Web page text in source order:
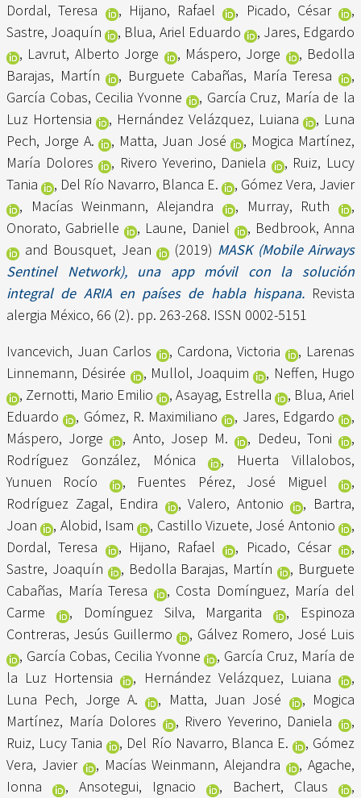
Dordal, Teresa
, Hijano, Rafael , Picado, César
,
Sastre, Joaquín
, Blua, Ariel Eduardo , Jares, Edgardo
, Lavrut, Alberto Jorge , Máspero, Jorge , Bedolla
Barajas, Martín
, Burguete Cabañas, María Teresa
,
García Cobas, Cecilia Yvonne
, García Cruz, María de la
Luz Hortensia
, Hernández Velázquez, Luiana , Luna
Pech, Jorge A.
, Matta, Juan José , Mogica Martínez,
María Dolores
, Rivero Yeverino, Daniela , Ruiz, Lucy
Tania
, Del Río Navarro, Blanca E. , Gómez Vera, Javier
, Macías Weinmann, Alejandra , Murray, Ruth
,
Onorato, Gabrielle
, Laune, Daniel , Bedbrook, Anna
and Bousquet, Jean (2019) MASK (Mobile Airways
Sentinel Network), una app móvil con la solución
integral de ARIA en países de habla hispana.Revista
alergia México, 66 (2). pp. 263-268. ISSN 0002-5151
Ivancevich, Juan Carlos
, Cardona, Victoria , Larenas
Linnemann, Désirée
, Mullol, Joaquim , Neffen, Hugo
, Zernotti, Mario Emilio , Asayag, Estrella , Blua, Ariel
Eduardo
, Gómez, R. Maximiliano , Jares, Edgardo
,
Máspero, Jorge
, Anto, Josep M. , Dedeu, Toni
,
Rodríguez González, Mónica
, Huerta Villalobos,
Yunuen Rocío
, Fuentes Pérez, José Miguel
,
Rodríguez Zagal, Endira
,Valero, Antonio , Bartra,
Joan
, Alobid, Isam , Castillo Vizuete, José Antonio
,
Dordal, Teresa
, Hijano, Rafael , Picado, César
,
Sastre, Joaquín
, Bedolla Barajas, Martín , Burguete
Cabañas, María Teresa
, Costa Domínguez, María del
Carme
, Domínguez Silva, Margarita , Espinoza
Contreras, Jesús Guillermo
, Gálvez Romero, José Luis
, García Cobas, Cecilia Yvonne , García Cruz, María de
la Luz Hortensia
, Hernández Velázquez, Luiana
,
Luna Pech, Jorge A.
, Matta, Juan José , Mogica
Martínez, María Dolores
, Rivero Yeverino, Daniela
,
Ruiz, Lucy Tania
, Del Río Navarro, Blanca E. , Gómez
Vera, Javier
, Macías Weinmann, Alejandra ,Agache,
Ionna
, Ansotegui, Ignacio , Bachert, Claus
,